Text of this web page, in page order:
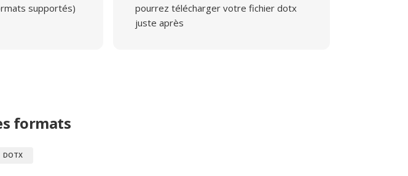
supportés)
pourrez télécharger votre fichier dotx
juste après
formats
DOTX